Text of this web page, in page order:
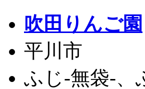
吹田りんご園
平川市
ふじ-無袋-、